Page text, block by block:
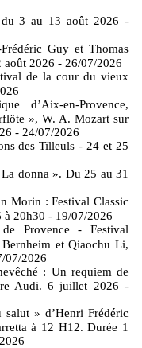
3 au 13 août 2026 -
Guy et Thomas
août 2026 - 26/07/2026
de la cour du vieux
d’Aix-en-Provence,
», W. A. Mozart sur
- 24/07/2026
des Tilleuls - 24 et 25
donna ». Du 25 au 31
Morin : Festival Classic
à 20h30 - 19/07/2026
Provence - Festival
et Qiaochu Li,
07/2026
: Un requiem de
Audi. 6 juillet 2026 -
» d’Henri Frédéric
à 12 H12. Durée 1